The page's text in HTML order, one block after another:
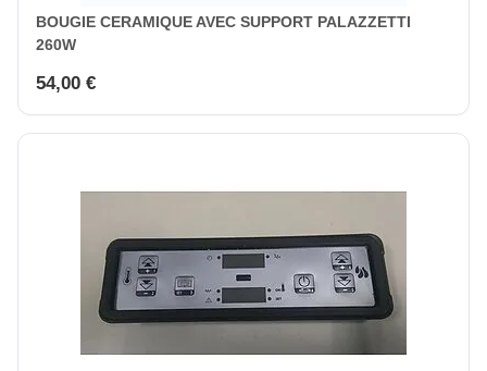
BOUGIE CERAMIQUE AVEC SUPPORT PALAZZETTI
260W
54,00 €